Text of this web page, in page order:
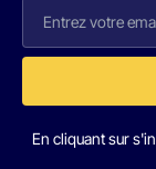
En cliquant sur